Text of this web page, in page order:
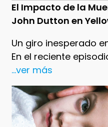
El Impacto de la
John Dutton en
Un giro inesperado
En el reciente
...ver más